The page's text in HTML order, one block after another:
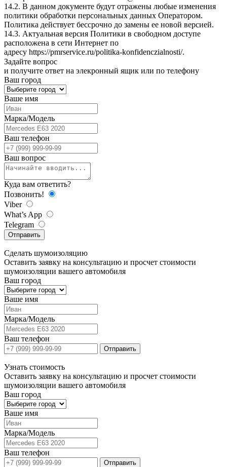
14.2. В данном документе будут отражены любые изменения
политики обработки персональных данных Оператором.
Политика действует бессрочно до замены ее новой версией.
14.3. Актуальная версия Политики в свободном доступе
расположена в сети Интернет по
адресу https://pmrservice.ru/politika-konfidenczialnosti/.
Задайте вопрос
и получите ответ на элекронный ящик или по телефону
Ваш город
Ваше имя
Марка/Модель
Ваш телефон
Ваш вопрос
Куда вам ответить?
Позвонить!
Viber
What’s App
Telegram
Отправить
Сделать шумоизоляцию
Оставить заявку на консультацию и просчет стоимости
шумоизоляции вашего автомобиля
Ваш город
Ваше имя
Марка/Модель
Ваш телефон
Отправить
Узнать стоимость
Оставить заявку на консультацию и просчет стоимости
шумоизоляции вашего автомобиля
Ваш город
Ваше имя
Марка/Модель
Ваш телефон
Отправить